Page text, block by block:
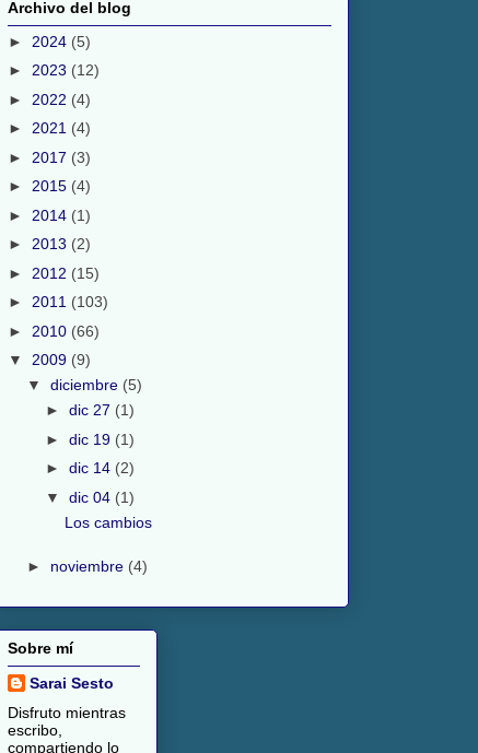
Archivo del blog
► 2024 (5)
► 2023 (12)
► 2022 (4)
► 2021 (4)
► 2017 (3)
► 2015 (4)
► 2014 (1)
► 2013 (2)
► 2012 (15)
► 2011 (103)
► 2010 (66)
▼ 2009 (9)
▼ diciembre (5)
► dic 27 (1)
► dic 19 (1)
► dic 14 (2)
▼ dic 04 (1)
Los cambios
► noviembre (4)
Sobre mí
Sarai Sesto
Disfruto mientras
escribo,
compartiendo lo